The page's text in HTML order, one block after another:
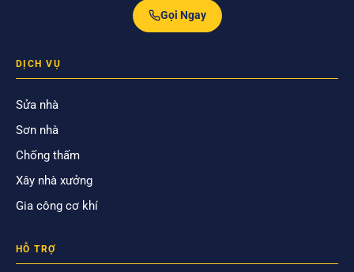
Gọi Ngay
DỊCH VỤ
Sửa nhà
Sơn nhà
Chống thấm
Xây nhà xưởng
Gia công cơ khí
HỖ TRỢ